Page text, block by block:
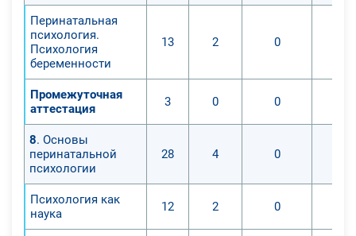
Перинатальная
психология.
Психология
беременности
13 2 0
Промежуточная
аттестация
3 0 0
8. Основы
перинатальной
психологии
28 4 0
Психология как
наука
12 2 0